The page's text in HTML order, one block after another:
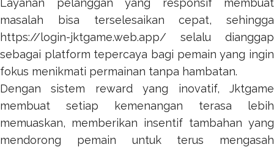
masalah bisa terselesaikan cepat, sehingga
https://login-jktgame.web.app/ selalu dianggap
sebagai platform tepercaya bagi pemain yang ingin
fokus menikmati permainan tanpa hambatan.
Dengan sistem reward yang inovatif, Jktgame
membuat setiap kemenangan terasa lebih
memuaskan, memberikan insentif tambahan yang
mendorong pemain untuk terus mengasah